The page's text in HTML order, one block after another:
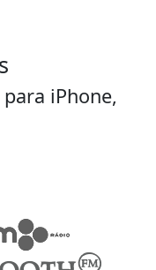
iPhone,